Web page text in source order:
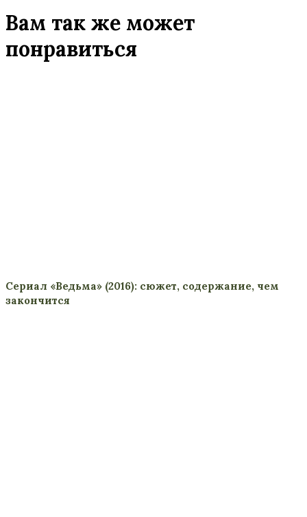
Вам так же может
понравиться
Сериал «Ведьма» (2016): сюжет, содержание, чем
закончится